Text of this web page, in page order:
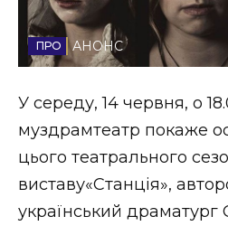
Спорт
Стиль життя
Втрачений Ужгород
Втрачений Ужгород
АНОНС
У середу, 14 червня, о
муздрамтеатр покаже
цього театрального
виставу«Станція»,
український драматург